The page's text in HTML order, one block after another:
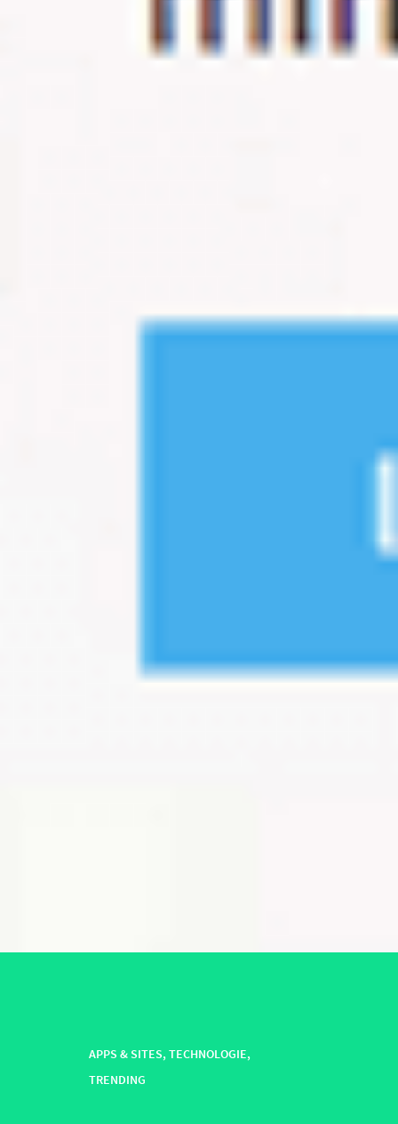
APPS & SITES,TECHNOLOGIE,
TRENDING